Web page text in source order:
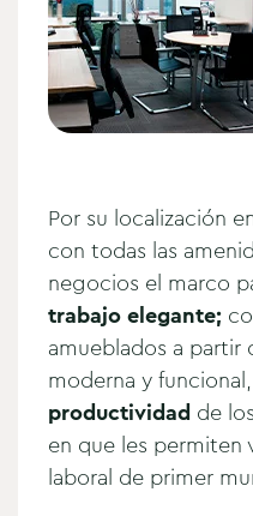
Por su localización
con todas las
negocios el marco
trabajo elegante;
amueblados a partir
moderna y
productividad de
en que les permiten
laboral de primer